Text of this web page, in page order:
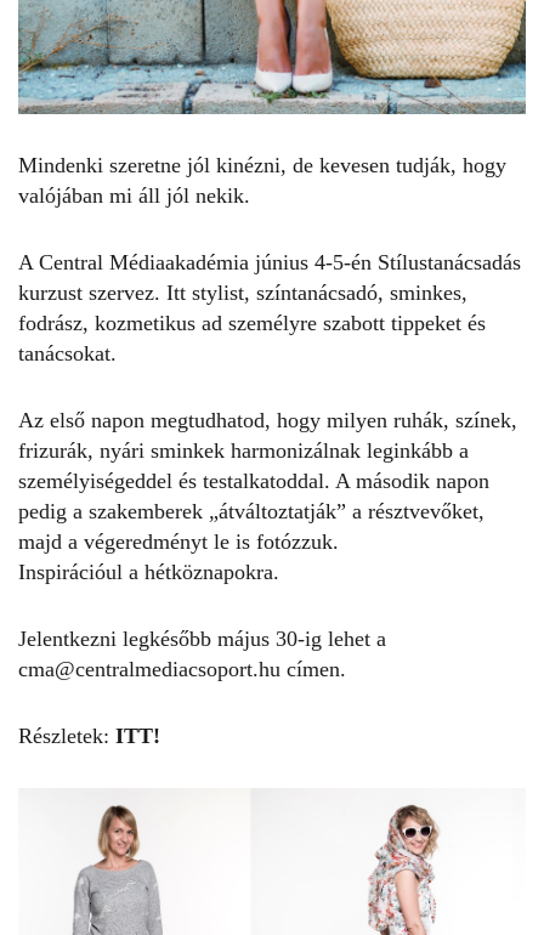
Mindenki szeretne jól kinézni, de kevesen tudják, hogy
valójában mi áll jól nekik.
A Central Médiaakadémia június 4-5-én Stílustanácsadás
kurzust szervez. Itt stylist, színtanácsadó, sminkes,
fodrász, kozmetikus ad személyre szabott tippeket és
tanácsokat.
Az első napon megtudhatod, hogy milyen ruhák, színek,
frizurák, nyári sminkek harmonizálnak leginkább a
személyiségeddel és testalkatoddal. A második napon
pedig a szakemberek „átváltoztatják” a résztvevőket,
majd a végeredményt le is fotózzuk.
Inspirációul a hétköznapokra.
Jelentkezni legkésőbb május 30-ig lehet a
cma@centralmediacsoport.hu címen.
Részletek: ITT!